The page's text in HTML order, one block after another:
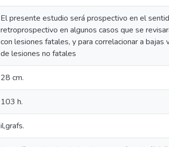
El presente estudio será prospectivo en el
retroprospectivo en algunos casos que se
con lesiones fatales, y para correlacionar a
de lesiones no fatales
28 cm.
103 h.
il,grafs.